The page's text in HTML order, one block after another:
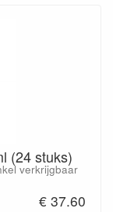
(24 stuks)
verkrijgbaar
€ 37.60